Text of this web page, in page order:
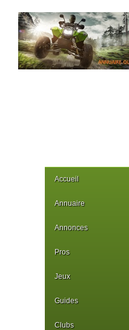
Accueil
Annuaire
Annonces
Pros
Jeux
Guides
Clubs